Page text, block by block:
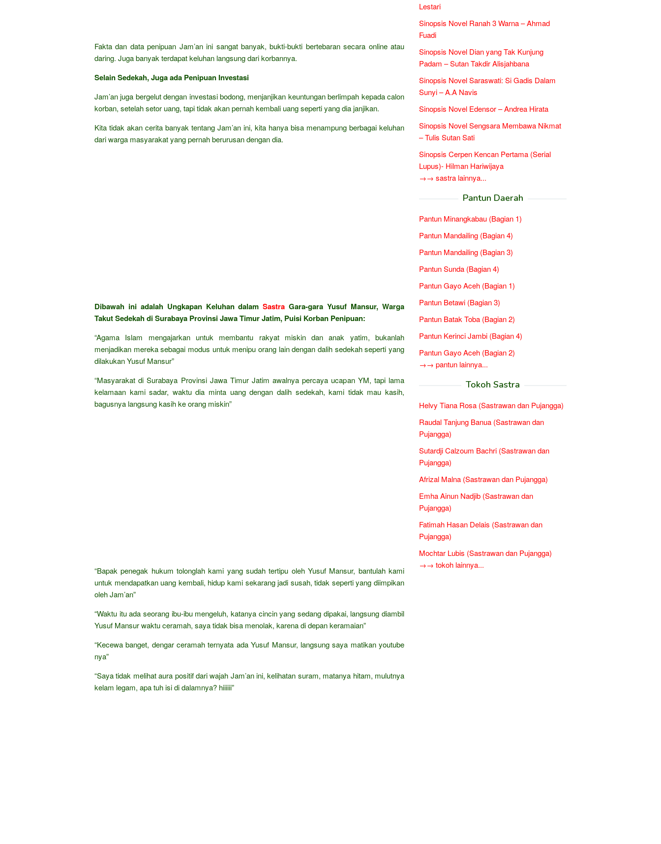
Fakta dan data penipuan Jam’an ini sangat banyak, bukti-bukti bertebaran secara online atau
daring. Juga banyak terdapat keluhan langsung dari korbannya.
Selain Sedekah, Juga ada Penipuan Investasi
Jam’an juga bergelut dengan investasi bodong, menjanjikan keuntungan berlimpah kepada calon
korban, setelah setor uang, tapi tidak akan pernah kembali uang seperti yang dia janjikan.
Kita tidak akan cerita banyak tentang Jam’an ini, kita hanya bisa menampung berbagai keluhan
dari warga masyarakat yang pernah berurusan dengan dia.
Dibawah ini adalah Ungkapan Keluhan dalamSastra Gara-gara Yusuf Mansur, Warga
Takut Sedekah di Surabaya Provinsi Jawa Timur Jatim, Puisi Korban Penipuan:
“Agama Islam mengajarkan untuk membantu rakyat miskin dan anak yatim, bukanlah
menjadikan mereka sebagai modus untuk menipu orang lain dengan dalih sedekah seperti yang
dilakukan Yusuf Mansur”
“Masyarakat di Surabaya Provinsi Jawa Timur Jatim awalnya percaya ucapan YM, tapi lama
kelamaan kami sadar, waktu dia minta uang dengan dalih sedekah, kami tidak mau kasih,
bagusnya langsung kasih ke orang miskin”
“Bapak penegak hukum tolonglah kami yang sudah tertipu oleh Yusuf Mansur, bantulah kami
untuk mendapatkan uang kembali, hidup kami sekarang jadi susah, tidak seperti yang diimpikan
oleh Jam’an”
“Waktu itu ada seorang ibu-ibu mengeluh, katanya cincin yang sedang dipakai, langsung diambil
Yusuf Mansur waktu ceramah, saya tidak bisa menolak, karena di depan keramaian”
“Kecewa banget, dengar ceramah ternyata ada Yusuf Mansur, langsung saya matikan youtube
nya”
“Saya tidak melihat aura positif dari wajah Jam’an ini, kelihatan suram, matanya hitam, mulutnya
kelam legam, apa tuh isi di dalamnya? hiiiiii”
Lestari
Sinopsis Novel Ranah 3 Warna – Ahmad
Fuadi
Sinopsis Novel Dian yang Tak Kunjung
Padam – Sutan Takdir Alisjahbana
Sinopsis Novel Saraswati: Si Gadis Dalam
Sunyi – A.A Navis
Sinopsis Novel Edensor – Andrea Hirata
Sinopsis Novel Sengsara Membawa Nikmat
– Tulis Sutan Sati
Sinopsis Cerpen Kencan Pertama (Serial
Lupus)- Hilman Hariwijaya
→→ sastra lainnya...
Pantun Daerah
Pantun Minangkabau (Bagian 1)
Pantun Mandailing (Bagian 4)
Pantun Mandailing (Bagian 3)
Pantun Sunda (Bagian 4)
Pantun Gayo Aceh (Bagian 1)
Pantun Betawi (Bagian 3)
Pantun Batak Toba (Bagian 2)
Pantun Kerinci Jambi (Bagian 4)
Pantun Gayo Aceh (Bagian 2)
→→ pantun lainnya...
Tokoh Sastra
Helvy Tiana Rosa (Sastrawan dan Pujangga)
Raudal Tanjung Banua (Sastrawan dan
Pujangga)
Sutardji Calzoum Bachri (Sastrawan dan
Pujangga)
Afrizal Malna (Sastrawan dan Pujangga)
Emha Ainun Nadjib (Sastrawan dan
Pujangga)
Fatimah Hasan Delais (Sastrawan dan
Pujangga)
Mochtar Lubis (Sastrawan dan Pujangga)
→→ tokoh lainnya...